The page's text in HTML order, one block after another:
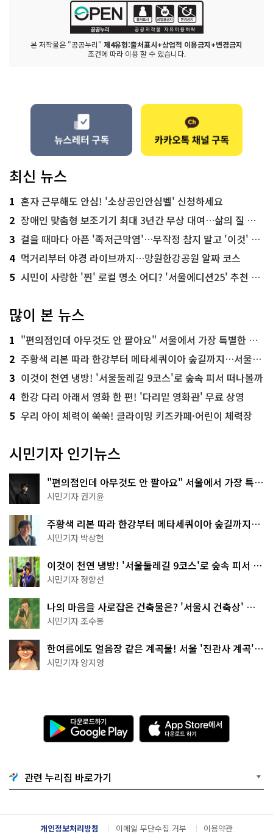
본 저작물은 "공공누리" 제4유형:출처표시+상업적 이용금지+변경금지
조건에 따라 이용 할 수 있습니다.
최신 뉴스
1 혼자 근무해도 안심! '소상공인안심벨' 신청하세요
2 장애인 맞춤형 보조기기 최대 3년간 무상 대여…삶의 질 높인다
3 걸을 때마다 아픈 '족저근막염'…무작정 참지 말고 '이것' 해보세요!
4 먹거리부터 야경 라이브까지…망원한강공원 알짜 코스
5 시민이 사랑한 '찐' 로컬 명소 어디? '서울에디션25' 추천 코스
많이 본 뉴스
1 "편의점인데 아무것도 안 팔아요" 서울에서 가장 특별한 편의점의 정체
2 주황색 리본 따라 한강부터 메타세쿼이아 숲길까지…서울둘레길 15코스
3 이것이 천연 냉방! '서울둘레길 9코스'로 숲속 피서 떠나볼까
4 한강 다리 아래서 영화 한 편! '다리밑 영화관' 무료 상영
5 우리 아이 체력이 쑥쑥! 클라이밍 키즈카페·어린이 체력장
시민기자 인기뉴스
"편의점인데 아무것도 안 팔아요" 서울에서 가장 특별
한 편의점의 정체
시민기자 권기윤
주황색 리본 따라 한강부터 메타세쿼이아 숲길까지…
서울둘레길 15코스
시민기자 박상현
이것이 천연 냉방! '서울둘레길 9코스'로 숲속 피서 떠
나볼까
시민기자 정향선
나의 마음을 사로잡은 건축물은? '서울시 건축상' 수
상작 공개!
시민기자 조수봉
한여름에도 얼음장 같은 계곡물! 서울 '진관사 계곡'이
천국이네~
시민기자 양지영
다
운
로
기
G
o
g
l
A
p
p
e
서
다
관련 누리집 바로가기
개인정보처리방침 이메일 무단수집 거부 이용약관